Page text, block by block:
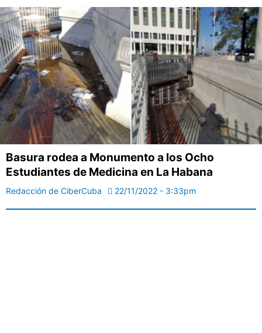
Basura rodea a Monumento a los Ocho
Estudiantes de Medicina en La Habana
Redacción de CiberCuba 22/11/2022 - 3:33pm